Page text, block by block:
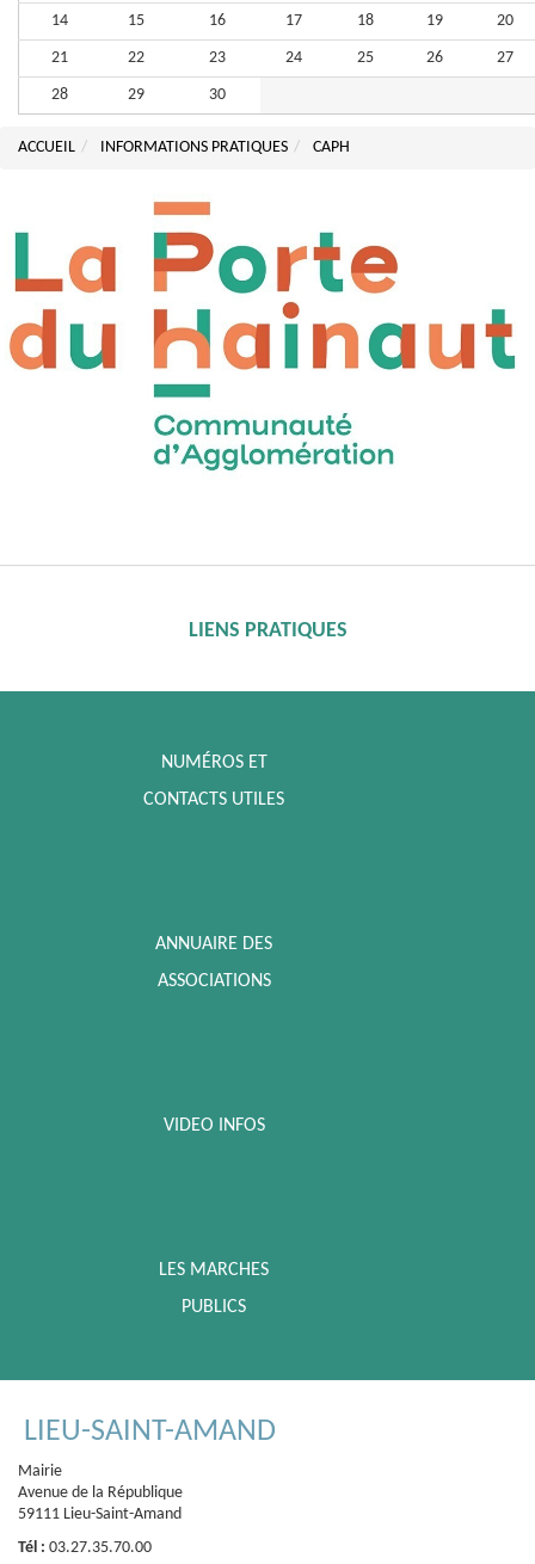
14 15 16 17 18 19 20
21 22 23 24 25 26 27
28 29 30
ACCUEIL INFORMATIONS PRATIQUES CAPH
LIENS PRATIQUES
NUMÉROS ET
CONTACTS UTILES
ANNUAIRE DES
ASSOCIATIONS
VIDEO INFOS
LES MARCHES
PUBLICS
LIEU-SAINT-AMAND
Mairie
Avenue de la République
59111 Lieu-Saint-Amand
Tél : 03.27.35.70.00